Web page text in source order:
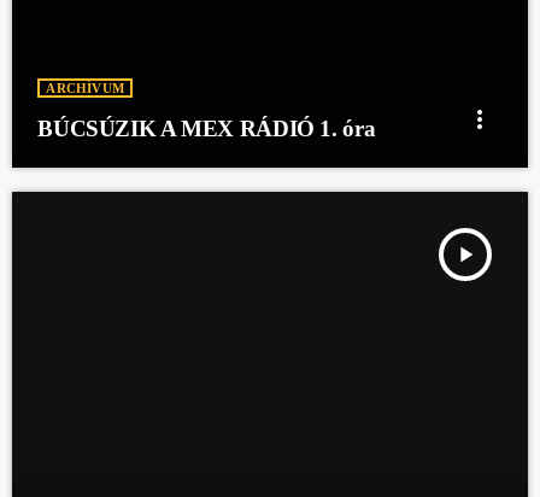
ARCHÍVUM
BÚCSÚZIK A MEX RÁDIÓ 1. óra more_vert
LÉLEGZET - VIKTÓRIA ÉLETMÓDMAGAZINJA play_arrow